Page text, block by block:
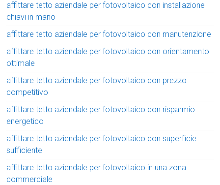
affittare tetto aziendale per fotovoltaico con installazione
chiavi in mano
affittare tetto aziendale per fotovoltaico con manutenzione
affittare tetto aziendale per fotovoltaico con orientamento
ottimale
affittare tetto aziendale per fotovoltaico con prezzo
competitivo
affittare tetto aziendale per fotovoltaico con risparmio
energetico
affittare tetto aziendale per fotovoltaico con superficie
sufficiente
affittare tetto aziendale per fotovoltaico in una zona
commerciale